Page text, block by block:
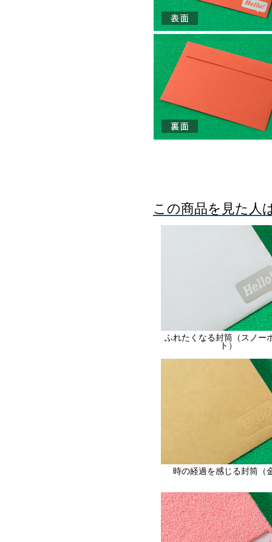
この商品を見た人
ふれたくなる封筒（スノー
ト）
時の経過を感じる封筒（